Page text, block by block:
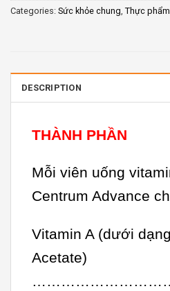
Categories: Sức khỏe chung Thực
DESCRIPTION
THÀNH PHẦN
Mỗi viên uống
Centrum Advance
Vitamin A (dưới
Acetate)